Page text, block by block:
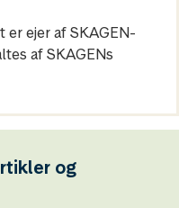
ejer af SKAGEN-
af SKAGENs
og